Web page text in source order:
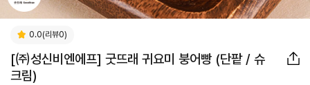
0.0(리뷰0)
[㈜성신비엔에프] 굿뜨래 귀요미 붕어빵 (단팥 / 슈
크림)